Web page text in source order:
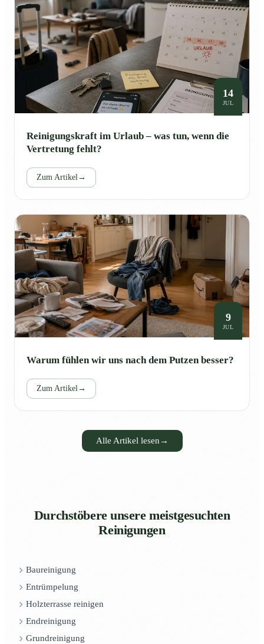
14
JUL
Reinigungskraft im Urlaub – was tun, wenn die
Vertretung fehlt?
Zum Artikel→
9
JUL
Warum fühlen wir uns nach dem Putzen besser?
Zum Artikel→
Alle Artikel lesen →
Durchstöbere unsere meistgesuchten
Reinigungen
Baureinigung
Entrümpelung
Holzterrasse reinigen
Endreinigung
Grundreinigung